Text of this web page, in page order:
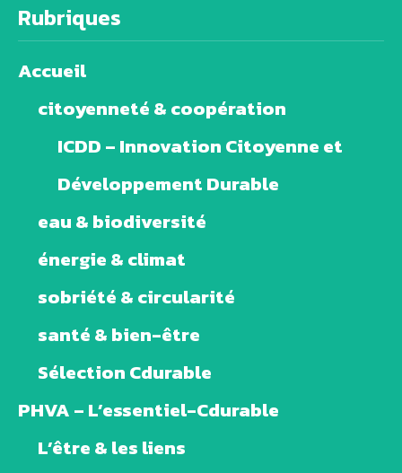
Rubriques
Accueil
citoyenneté & coopération
ICDD – Innovation Citoyenne et
Développement Durable
eau & biodiversité
énergie & climat
sobriété & circularité
santé & bien-être
Sélection Cdurable
PHVA – L’essentiel-Cdurable
L’être & les liens